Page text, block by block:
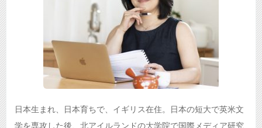
日本生まれ、日本育ちで、イギリス在住。日本の短大で英米文
学を専攻した後、北アイルランドの大学院で国際メディア研究